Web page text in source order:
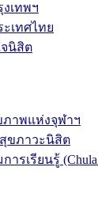
เทพฯ
เทศไทย
นิสิต
าพแห่งจุฬาฯ
ขภาวะนิสิต
ารเรียนรู้